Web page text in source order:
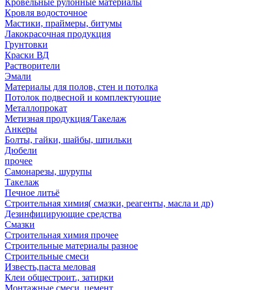
Кровельные рулонные материалы
Кровля водосточное
Мастики, праймеры, битумы
Лакокрасочная продукция
Грунтовки
Краски ВД
Растворители
Эмали
Материалы для полов, стен и потолка
Потолок подвесной и комплектующие
Металлопрокат
Метизная продукция/Такелаж
Анкеры
Болты, гайки, шайбы, шпильки
Дюбели
прочее
Самонарезы, шурупы
Такелаж
Печное литьё
Строительная химия( смазки, реагенты, масла и др)
Дезинфицирующие средства
Смазки
Строительная химия прочее
Строительные материалы разное
Строительные смеси
Известь,паста меловая
Клеи общестроит., затирки
Монтажные смеси, цемент